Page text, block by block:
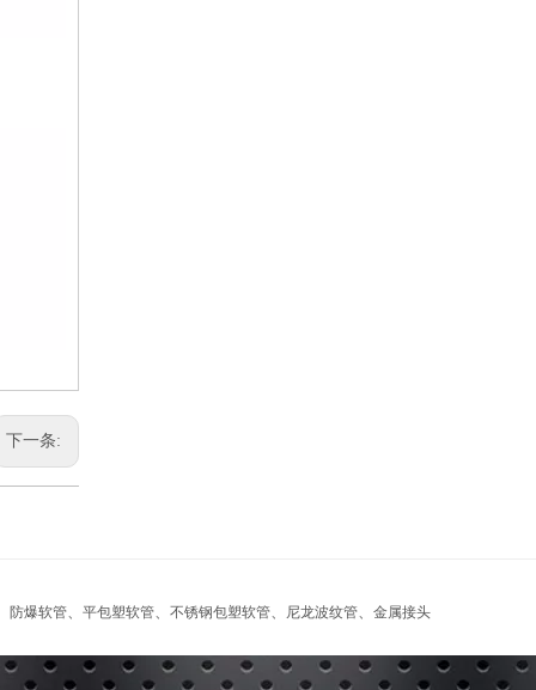
下一条:
防爆软管 平包塑软管 不锈钢包塑软管 尼龙波纹管 金属接头